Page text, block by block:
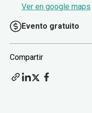
Ver en google maps
Evento gratuito
Compartir